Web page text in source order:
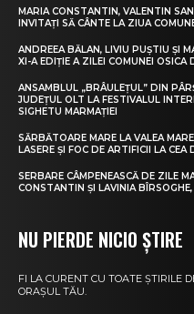
MARIA CONSTANTIN, VALENTIN
INVITAȚI SĂ CÂNTE LA ZIUA
ANDREEA BĂLAN, LIVIU PUȘTIU ȘI
XI-A EDIȚIE A ZILEI COMUNEI OSICA
ANSAMBLUL „BRÂULEȚUL” DIN
JUDEȚUL OLT LA FESTIVALUL
SIGHETU MARMAȚIEI
SĂRBĂTOARE MARE LA VALEA
LASERE ȘI FOC DE ARTIFICII LA CEA
SERBARE CÂMPENEASCĂ DE ZILE
CONSTANTIN ȘI LAVINIA
NU PIERDE NICIO ȘTIRE
FI LA CURENT CU TOATE ȘTIRILE
ORAȘUL TĂU.